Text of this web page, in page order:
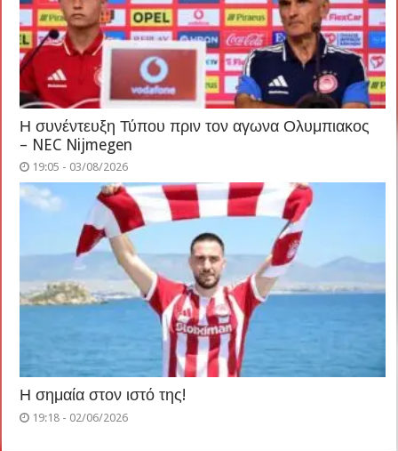
Η συνέντευξη Τύπου πριν τον αγωνα Ολυμπιακος
– NEC Nijmegen
19:05 - 03/08/2026
Η σημαία στον ιστό της!
19:18 - 02/06/2026